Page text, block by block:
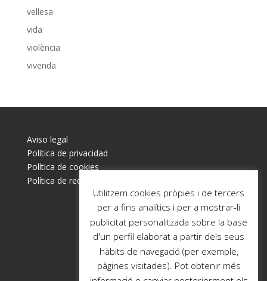
vellesa
vida
violència
vivenda
Aviso legal
Política de privacidad
Política de cookies
Política de redes sociales
Utilitzem cookies pròpies i de tercers
per a fins analítics i per a mostrar-li
publicitat personalitzada sobre la base
d'un perfil elaborat a partir dels seus
hàbits de navegació (per exemple,
pàgines visitades). Pot obtenir més